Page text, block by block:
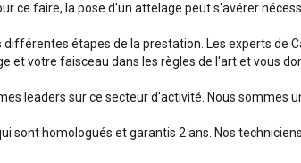
ce faire, la pose d'un attelage peut s'avérer
étapes de la prestation. Les experts de
votre faisceau dans les règles de l'art et vous
leaders sur ce secteur d'activité. Nous sommes
sont homologués et garantis 2 ans. Nos